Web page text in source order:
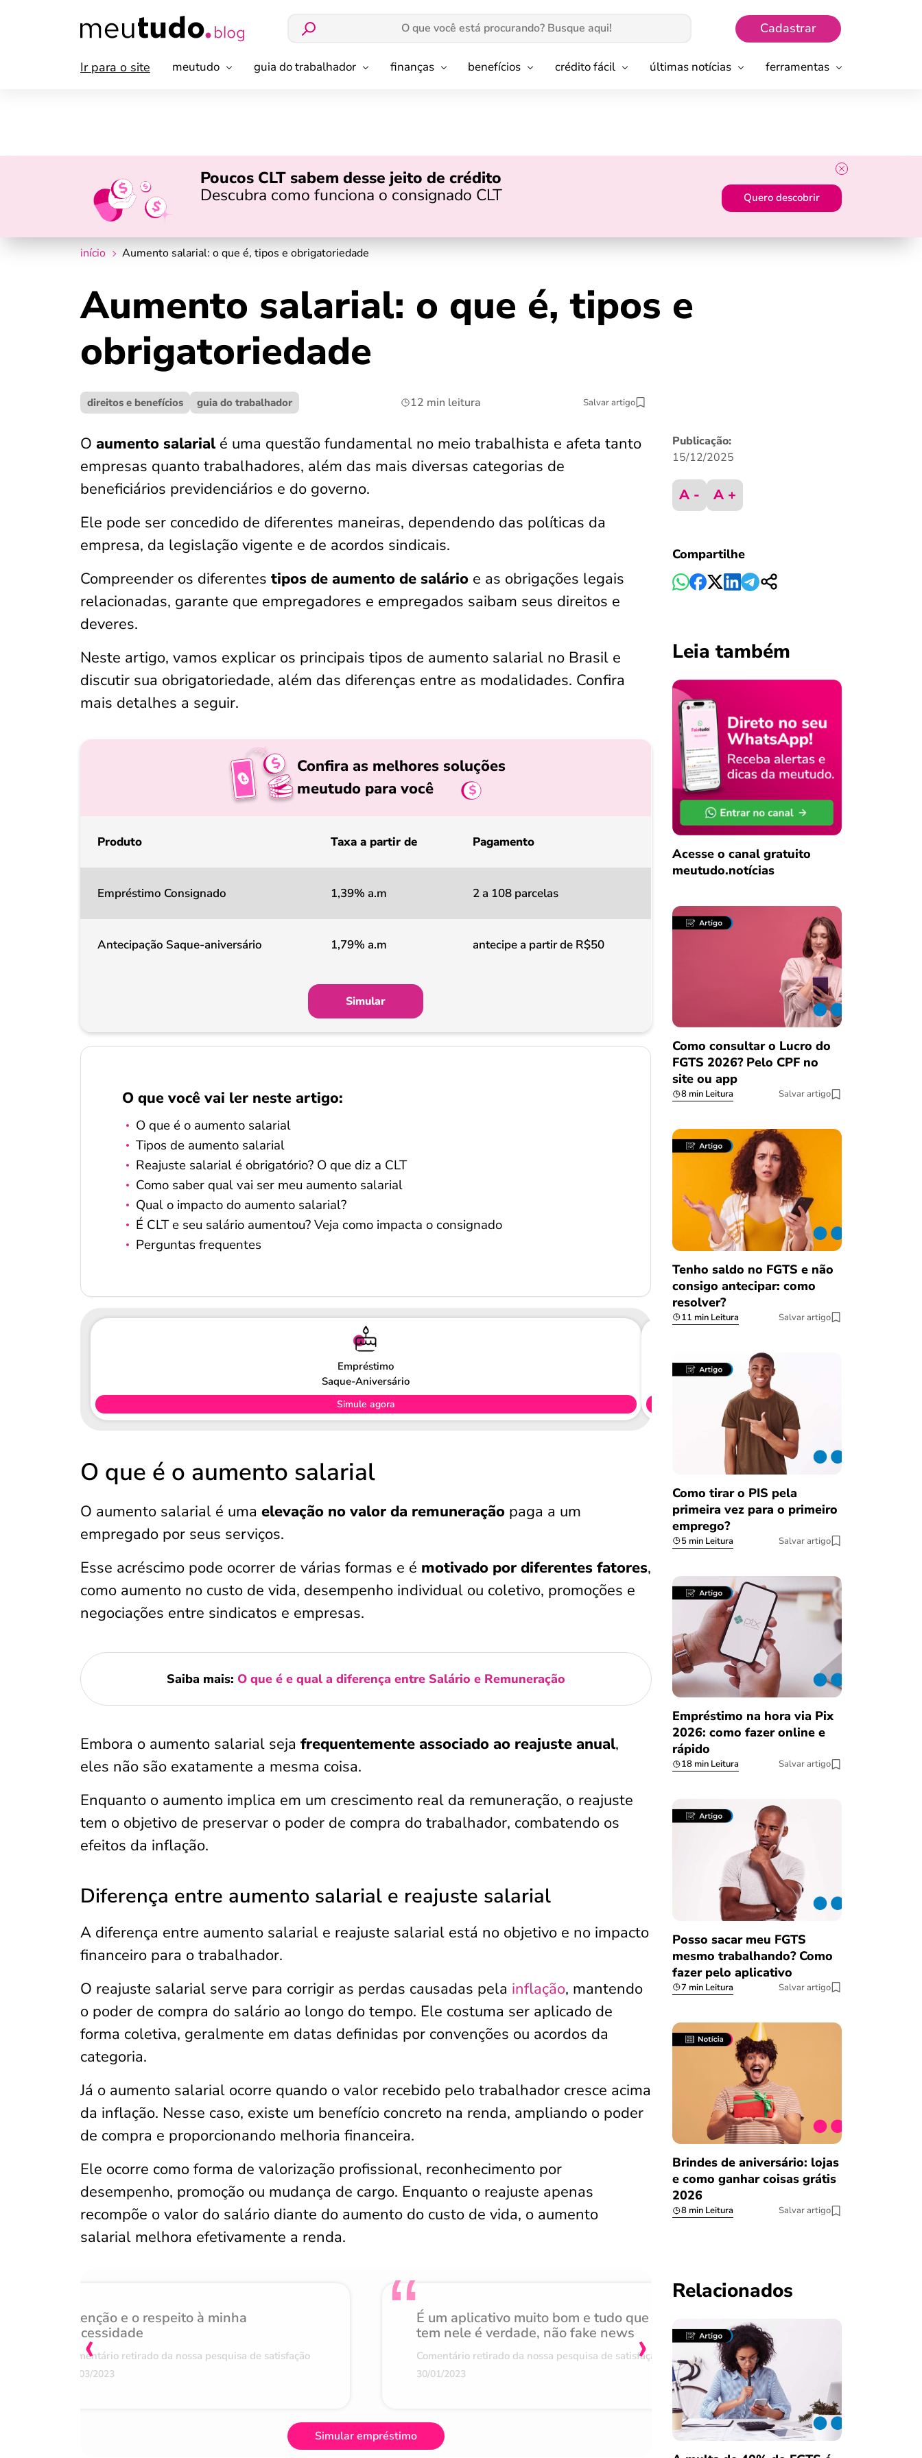
Cadastrar
Ir para o site meutudo guia do trabalhador finanças benefícios crédito fácil últimas notícias ferramentas
Poucos CLT sabem desse jeito de crédito
Descubra como funciona o consignado CLT
Quero descobrir
início Aumento salarial: o que é, tipos e obrigatoriedade
Aumento salarial: o que é, tipos e
obrigatoriedade
direitos e benefícios guia do trabalhador 12 min leitura Salvar artigo
O aumento salarial é uma questão fundamental no meio trabalhista e afeta tanto
empresas quanto trabalhadores, além das mais diversas categorias de
beneficiários previdenciários e do governo.
Ele pode ser concedido de diferentes maneiras, dependendo das políticas da
empresa, da legislação vigente e de acordos sindicais.
Compreender os diferentes tipos de aumento de salário e as obrigações legais
relacionadas, garante que empregadores e empregados saibam seus direitos e
deveres.
Neste artigo, vamos explicar os principais tipos de aumento salarial no Brasil e
discutir sua obrigatoriedade, além das diferenças entre as modalidades. Confira
mais detalhes a seguir.
Confira as melhores soluções
meutudo para você
Produto Taxa a partir de Pagamento
Empréstimo Consignado 1,39% a.m 2 a 108 parcelas
Antecipação Saque-aniversário 1,79% a.m antecipe a partir de R$50
Simular
O que você vai ler neste artigo:
O que é o aumento salarial
Tipos de aumento salarial
Reajuste salarial é obrigatório? O que diz a CLT
Como saber qual vai ser meu aumento salarial
Qual o impacto do aumento salarial?
É CLT e seu salário aumentou? Veja como impacta o consignado
Perguntas frequentes
Empréstimo
Saque-Aniversário
Simule agora
O que é o aumento salarial
O aumento salarial é uma elevação no valor da remuneração paga a um
empregado por seus serviços.
Esse acréscimo pode ocorrer de várias formas e é motivado por diferentes fatores,
como aumento no custo de vida, desempenho individual ou coletivo, promoções e
negociações entre sindicatos e empresas.
Saiba mais: O que é e qual a diferença entre Salário e Remuneração
Embora o aumento salarial seja frequentemente associado ao reajuste anual,
eles não são exatamente a mesma coisa.
Enquanto o aumento implica em um crescimento real da remuneração, o reajuste
tem o objetivo de preservar o poder de compra do trabalhador, combatendo os
efeitos da inflação.
Diferença entre aumento salarial e reajuste salarial
A diferença entre aumento salarial e reajuste salarial está no objetivo e no impacto
financeiro para o trabalhador.
O reajuste salarial serve para corrigir as perdas causadas pela inflação, mantendo
o poder de compra do salário ao longo do tempo. Ele costuma ser aplicado de
forma coletiva, geralmente em datas definidas por convenções ou acordos da
categoria.
Já o aumento salarial ocorre quando o valor recebido pelo trabalhador cresce acima
da inflação. Nesse caso, existe um benefício concreto na renda, ampliando o poder
de compra e proporcionando melhoria financeira.
Ele ocorre como forma de valorização profissional, reconhecimento por
desempenho, promoção ou mudança de cargo. Enquanto o reajuste apenas
recompõe o valor do salário diante do aumento do custo de vida, o aumento
salarial melhora efetivamente a renda.
Atenção e o respeito à minha
necessidade
Comentário retirado da nossa pesquisa de satisfação
07/03/2023
É um aplicativo muito bom e tudo que
tem nele é verdade, não fake news
Comentário retirado da nossa pesquisa de satisfação
30/01/2023
burocracia
Comentário retirado da nossa
08/03/2023
‹ ›
Simular empréstimo
Salvar Ferramenta
Publicação:
15/12/2025
A - A +
Compartilhe
Leia também
Acesse o canal gratuito
meutudo.notícias
Como consultar o Lucro do
FGTS 2026? Pelo CPF no
site ou app
8 min Leitura Salvar artigo
Tenho saldo no FGTS e não
consigo antecipar: como
resolver?
11 min Leitura Salvar artigo
Como tirar o PIS pela
primeira vez para o primeiro
emprego?
5 min Leitura Salvar artigo
Empréstimo na hora via Pix
2026: como fazer online e
rápido
18 min Leitura Salvar artigo
Posso sacar meu FGTS
mesmo trabalhando? Como
fazer pelo aplicativo
7 min Leitura Salvar artigo
Brindes de aniversário: lojas
e como ganhar coisas grátis
2026
8 min Leitura Salvar artigo
Relacionados